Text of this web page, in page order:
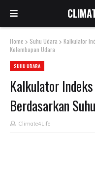
Home Suhu Udara
Kalkulator
Kelembapan Udara
SUHU UDARA
Kalkulator
Berdasarkan
Climate4Life